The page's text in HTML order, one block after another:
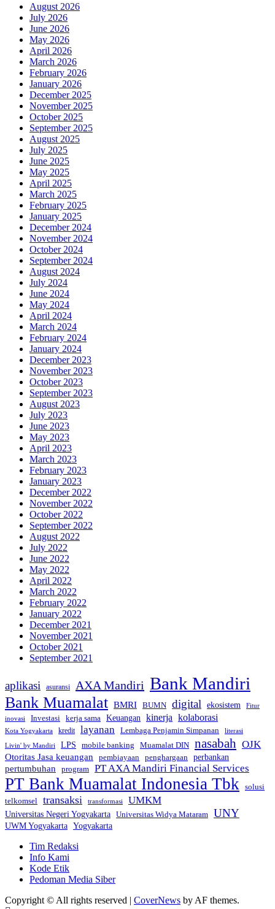
August 2026
July 2026
June 2026
May 2026
April 2026
March 2026
February 2026
January 2026
December 2025
November 2025
October 2025
September 2025
August 2025
July 2025
June 2025
May 2025
April 2025
March 2025
February 2025
January 2025
December 2024
November 2024
October 2024
September 2024
August 2024
July 2024
June 2024
May 2024
April 2024
March 2024
February 2024
January 2024
December 2023
November 2023
October 2023
September 2023
August 2023
July 2023
June 2023
May 2023
April 2023
March 2023
February 2023
January 2023
December 2022
November 2022
October 2022
September 2022
August 2022
July 2022
June 2022
May 2022
April 2022
March 2022
February 2022
January 2022
December 2021
November 2021
October 2021
September 2021
aplikasi asuransi AXA Mandiri Bank Mandiri
Bank Muamalat BMRI BUMN digital ekosistem Fitur
inovasi Investasi kerja sama Keuangan kinerja kolaborasi
Kota Yogyakarta kredit layanan Lembaga Penjamin Simpanan
literasi
Livin' by Mandiri
LPS mobile banking Muamalat DIN nasabah OJK
Otoritas Jasa keuangan pembiayaan penghargaan perbankan
pertumbuhan program PT AXA Mandiri Financial Services
PT Bank Muamalat Indonesia Tbk solusi
telkomsel transaksi transformasi UMKM
Universitas Negeri Yogyakarta Universitas Widya Mataram UNY
UWM Yogyakarta Yogyakarta
Tim Redaksi
Info Kami
Kode Etik
Pedoman Media Siber
Copyright © All rights reserved | CoverNews by AF themes.